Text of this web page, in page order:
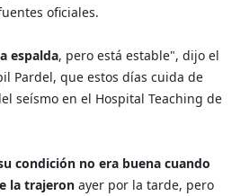
oficiales.
espalda, pero está estable", dijo el
Pardel, que estos días cuida de
seísmo en el Hospital Teaching de
condición no era buena cuando
la trajeronayer por la tarde, pero